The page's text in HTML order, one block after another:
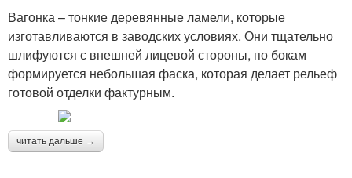
Вагонка – тонкие деревянные ламели, которые
изготавливаются в заводских условиях. Они тщательно
шлифуются с внешней лицевой стороны, по бокам
формируется небольшая фаска, которая делает рельеф
готовой отделки фактурным.
читать дальше →